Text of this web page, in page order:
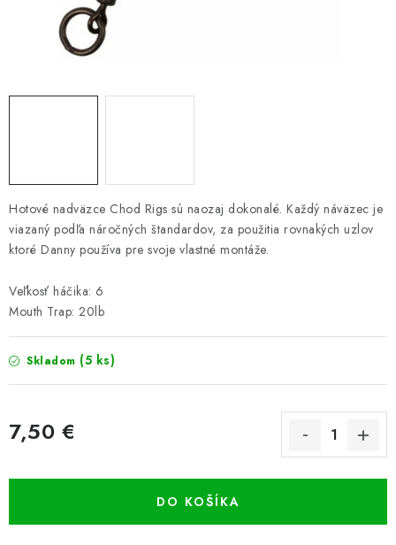
CAMPING
PRÍVLAČ
PRÚTY
KONTAKTY
Hotové nadväzce Chod Rigs sú naozaj dokonalé. Každý náväzec je
viazaný podľa náročných štandardov, za použitia rovnakých uzlov
ktoré Danny používa pre svoje vlastné montáže.
Veľkosť háčika: 6
Mouth Trap: 20lb
Skladom (5 ks)
7,50 €
DO KOŠÍKA